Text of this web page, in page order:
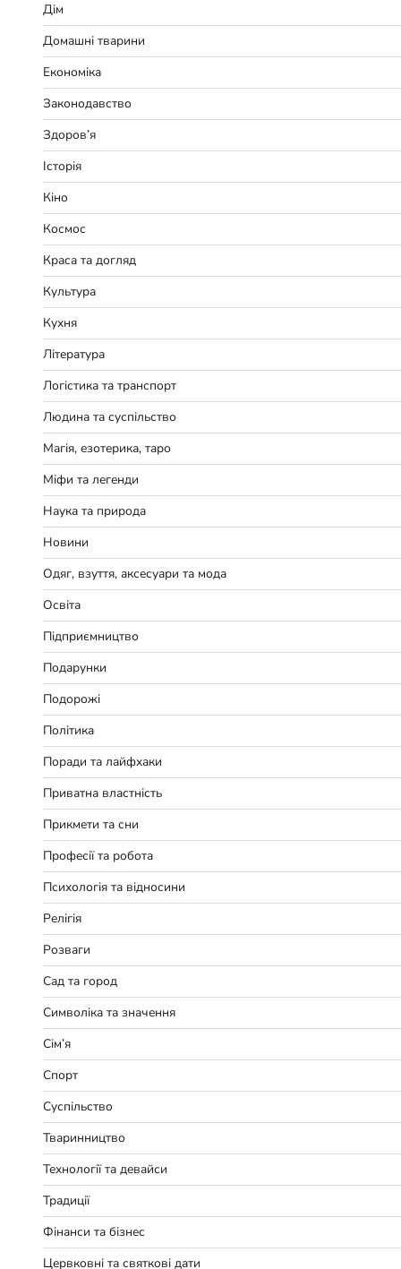
Дім
Домашні тварини
Економіка
Законодавство
Здоров’я
Історія
Кіно
Космос
Краса та догляд
Культура
Кухня
Література
Логістика та транспорт
Людина та суспільство
Магія, езотерика, таро
Міфи та легенди
Наука та природа
Новини
Одяг, взуття, аксесуари та мода
Освіта
Підприємництво
Подарунки
Подорожі
Політика
Поради та лайфхаки
Приватна властність
Прикмети та сни
Професії та робота
Психологія та відносини
Релігія
Розваги
Сад та город
Символіка та значення
Сім’я
Спорт
Суспільство
Тваринництво
Технології та девайси
Традиції
Фінанси та бізнес
Цервковні та святкові дати